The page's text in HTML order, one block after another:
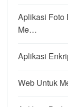
Aplikasi Foto
Me…
Aplikasi
Web Untuk